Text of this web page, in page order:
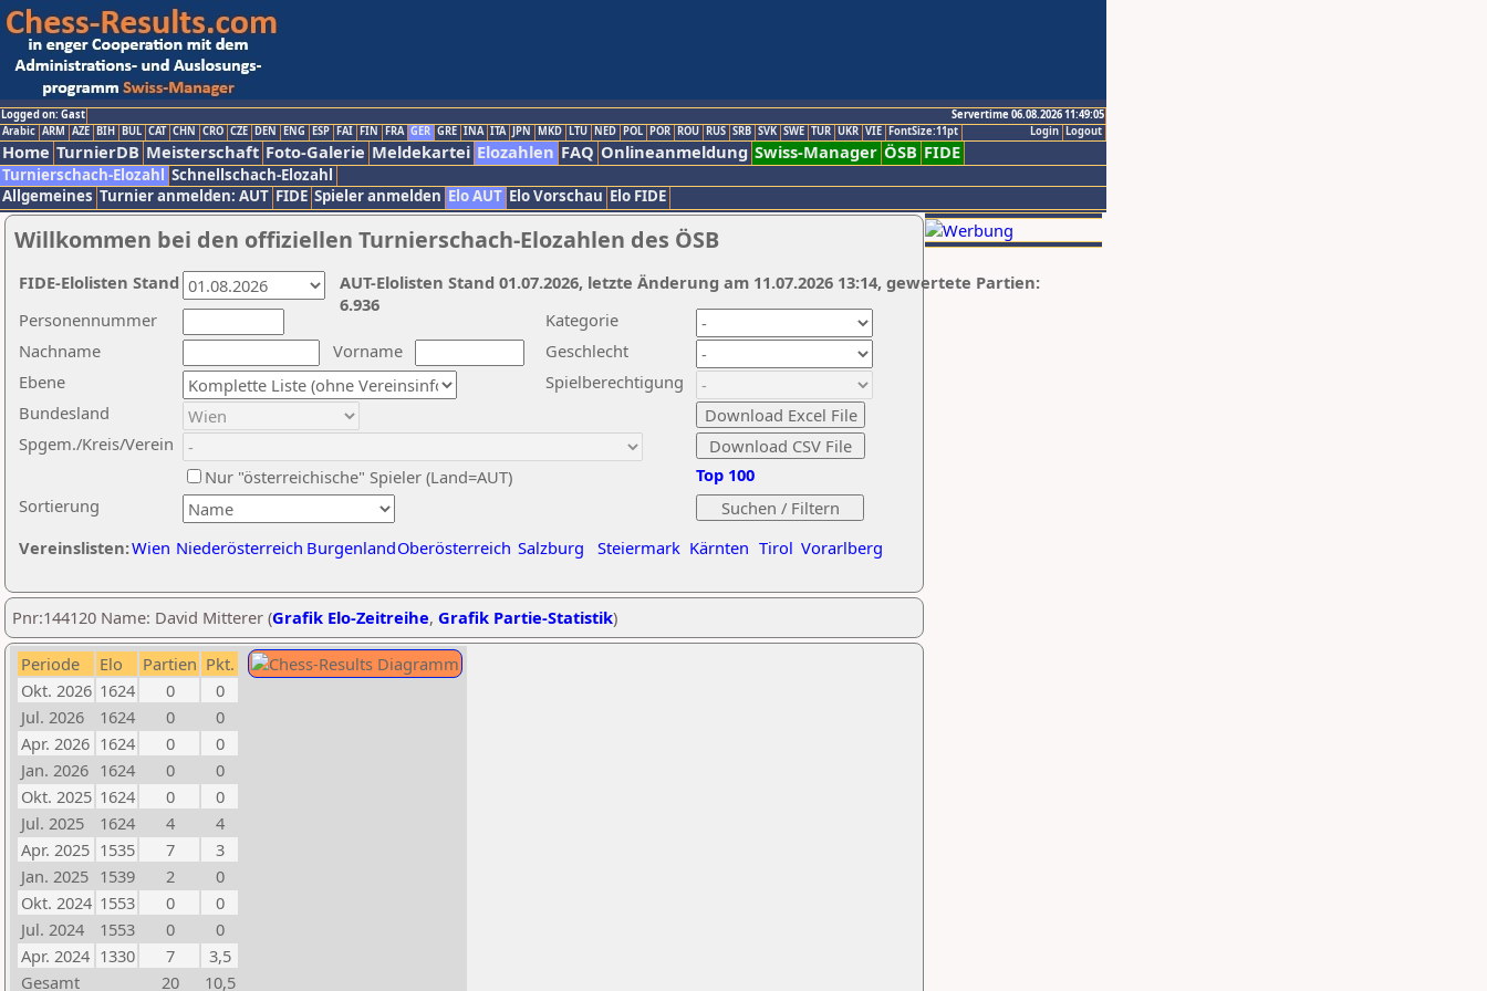
Logged on: Gast
Servertime 06.08.2026 11:49:05
Logout
Login
Arabic ARM AZE BIH BUL CAT CHN CRO CZE DEN ENG ESP FAI FIN FRA GER GRE INA ITA JPN MKD LTU NED POL POR ROU RUS SRB SVK SWE TUR UKR VIE FontSize:11pt
Home TurnierDB Meisterschaft Foto-Galerie Meldekartei Elozahlen FAQ Onlineanmeldung Swiss-Manager ÖSB FIDE
Turnierschach-Elozahl Schnellschach-Elozahl
Allgemeines Turnier anmelden: AUT FIDE Spieler anmelden Elo AUT Elo Vorschau Elo FIDE
Willkommen bei den offiziellen Turnierschach-Elozahlen des ÖSB
Nachname
Vorname
Ebene
Kategorie
Sortierung
Personennummer
Bundesland
Spgem./Kreis/Verein
Geschlecht
Nur "österreichische" Spieler (Land=AUT)
Spielberechtigung
Vereinslisten:Wien Niederösterreich BurgenlandOberösterreich Salzburg Steiermark Kärnten Tirol Vorarlberg
Top 100
AUT-Elolisten Stand 01.07.2026, letzte Änderung am 11.07.2026 13:14, gewertete Partien:
6.936
FIDE-Elolisten Stand
Pnr:144120 Name: David Mitterer (Grafik Elo-Zeitreihe, Grafik Partie-Statistik)
Periode Elo Partien Pkt.
Okt. 2026 1624 0
0
Jul. 2026
1624 0
0
Apr. 2026 1624 0
0
Jan. 2026 1624 0
0
Okt. 2025 1624 0
0
Jul. 2025
1624 4
4
Apr. 2025 1535 7
3
Jan. 2025 1539 2
0
Okt. 2024 1553 0
0
Jul. 2024
1553 0
0
Apr. 2024 1330 7
3,5
Gesamt
20 10,5